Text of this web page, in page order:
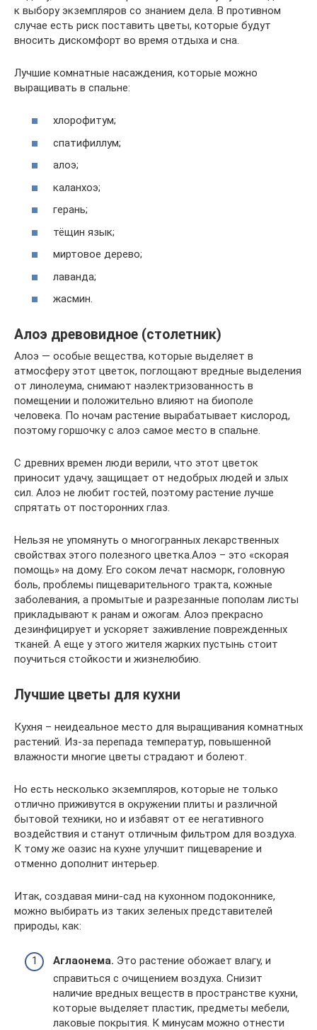
к выбору экземпляров со знанием дела. В противном
случае есть риск поставить цветы, которые будут
вносить дискомфорт во время отдыха и сна.
Лучшие комнатные насаждения, которые можно
выращивать в спальне:
хлорофитум;
спатифиллум;
алоэ;
каланхоэ;
герань;
тёщин язык;
миртовое дерево;
лаванда;
жасмин.
Алоэ древовидное (столетник)
Алоэ — особые вещества, которые выделяет в
атмосферу этот цветок, поглощают вредные выделения
от линолеума, снимают наэлектризованность в
помещении и положительно влияют на биополе
человека. По ночам растение вырабатывает кислород,
поэтому горшочку с алоэ самое место в спальне.
С древних времен люди верили, что этот цветок
приносит удачу, защищает от недобрых людей и злых
сил. Алоэ не любит гостей, поэтому растение лучше
спрятать от посторонних глаз.
Нельзя не упомянуть о многогранных лекарственных
свойствах этого полезного цветка.Алоэ – это «скорая
помощь» на дому. Его соком лечат насморк, головную
боль, проблемы пищеварительного тракта, кожные
заболевания, а промытые и разрезанные пополам листы
прикладывают к ранам и ожогам. Алоэ прекрасно
дезинфицирует и ускоряет заживление поврежденных
тканей. А еще у этого жителя жарких пустынь стоит
поучиться стойкости и жизнелюбию.
Лучшие цветы для кухни
Кухня – неидеальное место для выращивания комнатных
растений. Из-за перепада температур, повышенной
влажности многие цветы страдают и болеют.
Но есть несколько экземпляров, которые не только
отлично приживутся в окружении плиты и различной
бытовой техники, но и избавят от ее негативного
воздействия и станут отличным фильтром для воздуха.
К тому же оазис на кухне улучшит пищеварение и
отменно дополнит интерьер.
Итак, создавая мини-сад на кухонном подоконнике,
можно выбирать из таких зеленых представителей
природы, как:
Аглаонема. Это растение обожает влагу, и
справиться с очищением воздуха. Снизит
наличие вредных веществ в пространстве кухни,
которые выделяет пластик, предметы мебели,
лаковые покрытия. К минусам можно отнести